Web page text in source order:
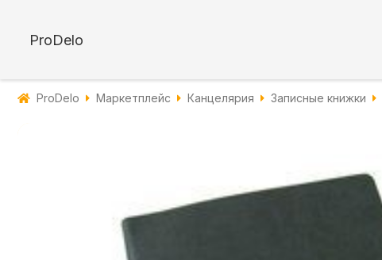
ProDelo
ProDelo Маркетплейс Канцелярия Записные книжки